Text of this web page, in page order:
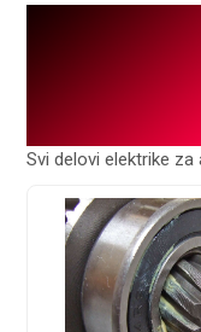
Svi delovi elektrike za